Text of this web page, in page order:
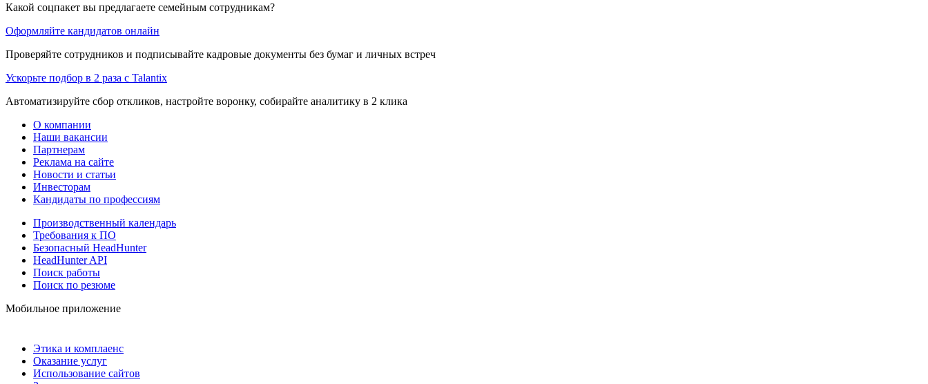
Какой соцпакет вы предлагаете семейным сотрудникам?
Оформляйте кандидатов онлайн
Проверяйте сотрудников и подписывайте кадровые документы без бумаг и личных встреч
Ускорьте подбор в 2 раза с Talantix
Автоматизируйте сбор откликов, настройте воронку, собирайте аналитику в 2 клика
О компании
Наши вакансии
Партнерам
Реклама на сайте
Новости и статьи
Инвесторам
Кандидаты по профессиям
Производственный календарь
Требования к ПО
Безопасный HeadHunter
HeadHunter API
Поиск работы
Поиск по резюме
Мобильное приложение
Этика и комплаенс
Оказание услуг
Использование сайтов